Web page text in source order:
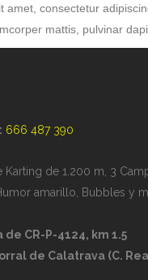
amet, consectetur
mattis, pulvinar
666 487 390
Karting de 1.200 m, 3
amarillo, Bubbles y
CR-P-4124, km 1.5
de Calatrava (C.